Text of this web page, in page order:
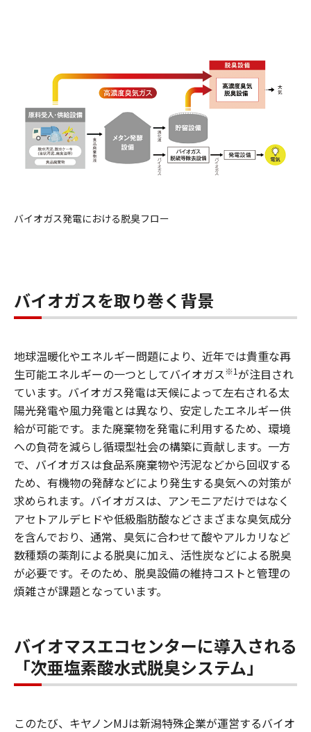
バイオガス発電における脱臭フロー
バイオガスを取り巻く背景
地球温暖化やエネルギー問題により、近年では貴重な再
生可能エネルギーの一つとしてバイオガス※1が注目され
ています。バイオガス発電は天候によって左右される太
陽光発電や風力発電とは異なり、安定したエネルギー供
給が可能です。また廃棄物を発電に利用するため、環境
への負荷を減らし循環型社会の構築に貢献します。一方
で、バイオガスは食品系廃棄物や汚泥などから回収する
ため、有機物の発酵などにより発生する臭気への対策が
求められます。バイオガスは、アンモニアだけではなく
アセトアルデヒドや低級脂肪酸などさまざまな臭気成分
を含んでおり、通常、臭気に合わせて酸やアルカリなど
数種類の薬剤による脱臭に加え、活性炭などによる脱臭
が必要です。そのため、脱臭設備の維持コストと管理の
煩雑さが課題となっています。
バイオマスエコセンターに導入される
「次亜塩素酸水式脱臭システム」
このたび、キヤノンMJは新潟特殊企業が運営するバイオ